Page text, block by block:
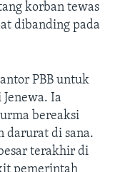
korban tewas
dibanding pada
PBB untuk
Ia
bereaksi
darurat di sana.
terakhir di